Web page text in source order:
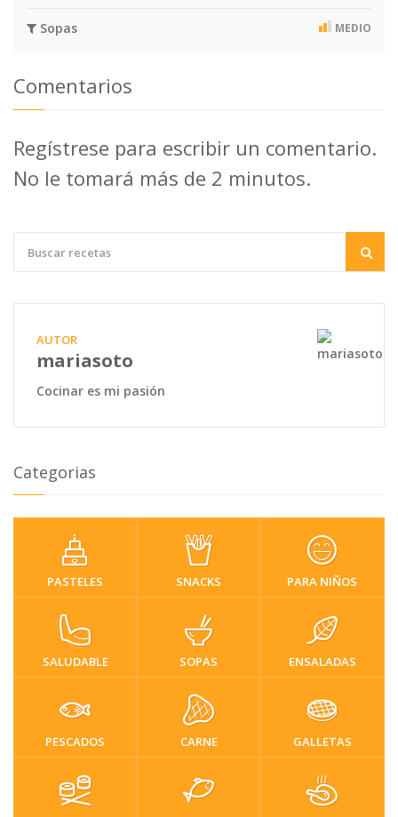
Sopas MEDIO
Comentarios
Regístrese para escribir un comentario.
No le tomará más de 2 minutos.
AUTOR
mariasoto
Cocinar es mi pasión
Categorias
PASTELES SNACKS PARA NIÑOS
SALUDABLE SOPAS ENSALADAS
PESCADOS CARNE GALLETAS